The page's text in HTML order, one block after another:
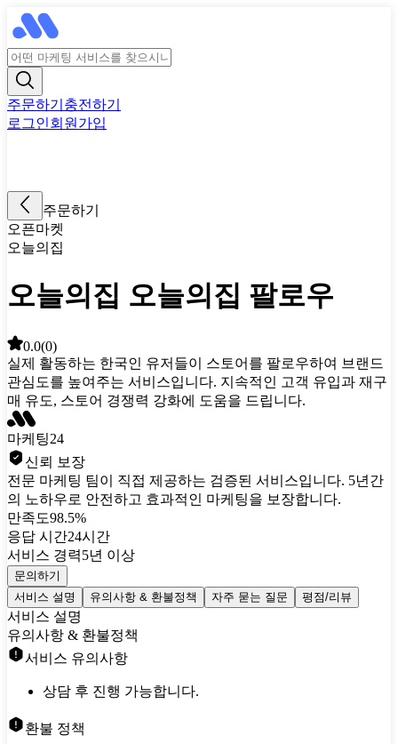
주문하기 충전하기
로그인회원가입
주문하기
오픈마켓
오늘의집
오늘의집 오늘의집 팔로우
0.0(0)
실제 활동하는 한국인 유저들이 스토어를 팔로우하여 브랜드
관심도를 높여주는 서비스입니다. 지속적인 고객 유입과 재구
매 유도, 스토어 경쟁력 강화에 도움을 드립니다.
마케팅24
신뢰 보장
전문 마케팅 팀이 직접 제공하는 검증된 서비스입니다. 5년간
의 노하우로 안전하고 효과적인 마케팅을 보장합니다.
만족도98.5%
응답 시간24시간
서비스 경력5년 이상
문의하기
서비스 설명
유의사항 & 환불정책 자주 묻는 질문 평점/리뷰
서비스 설명
유의사항 & 환불정책
서비스 유의사항
상담 후 진행 가능합니다.
환불 정책